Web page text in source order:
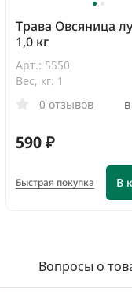
Трава Овсяница
1,0 кг
Арт.: 5550
Вес, кг: 1
0 отзывов
590 ₽
В
Быстрая покупка
Вопросы о